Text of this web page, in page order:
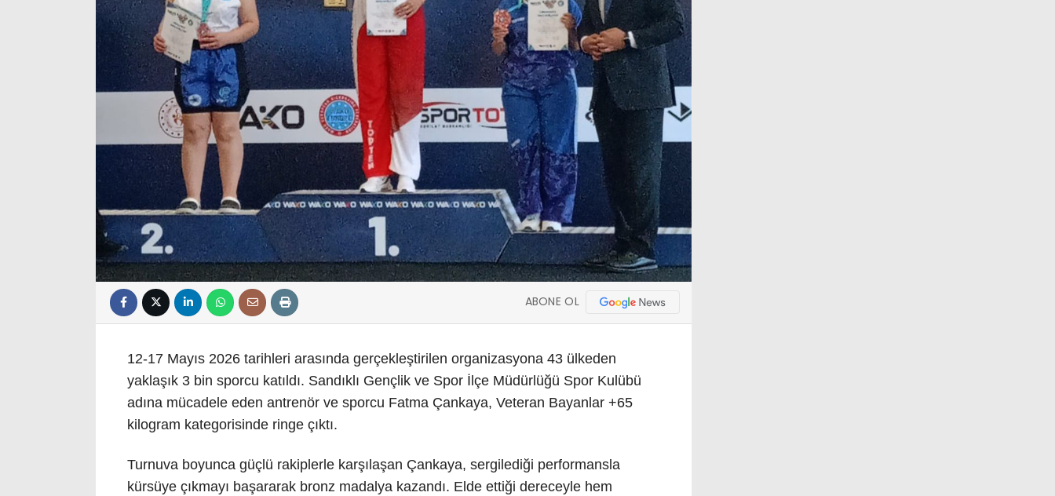
ABONE OL
12-17 Mayıs 2026 tarihleri arasında gerçekleştirilen organizasyona 43 ülkeden
yaklaşık 3 bin sporcu katıldı. Sandıklı Gençlik ve Spor İlçe Müdürlüğü Spor Kulübü
adına mücadele eden antrenör ve sporcu Fatma Çankaya, Veteran Bayanlar +65
kilogram kategorisinde ringe çıktı.
Turnuva boyunca güçlü rakiplerle karşılaşan Çankaya, sergilediği performansla
kürsüye çıkmayı başararak bronz madalya kazandı. Elde ettiği dereceyle hem